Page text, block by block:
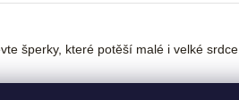
šperky, které potěší malé i velké srdce.